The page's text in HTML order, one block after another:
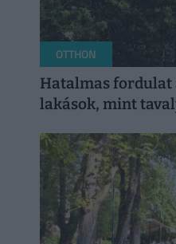
OTTHON
Hatalmas fordulat
lakások, mint